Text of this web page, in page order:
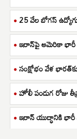
25 వేల బోగస్
ఇరాన్‌పై అమెరికా భారీ
సంక్షోభం వేళ
హోలీ పండుగ రోజు
ఇరాన్ యుద్ధానికి భారీ